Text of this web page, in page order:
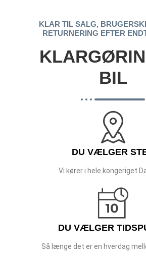
KLAR TIL SALG,
RETURNERING EFTER
BIL
DU VÆLGER
Vi kører i hele kongeriget
DU VÆLGER
Så længe det er en hverdag